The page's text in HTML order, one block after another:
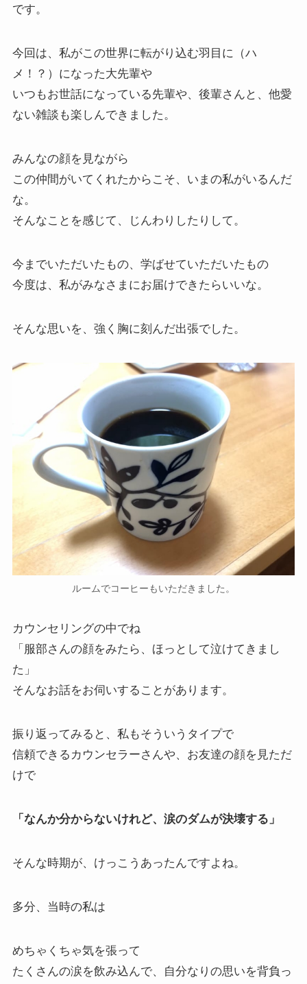
です。
今回は、私がこの世界に転がり込む羽目に（ハ
メ！？）になった大先輩や
いつもお世話になっている先輩や、後輩さんと、他愛
ない雑談も楽しんできました。
みんなの顔を見ながら
この仲間がいてくれたからこそ、いまの私がいるんだ
な。
そんなことを感じて、じんわりしたりして。
今までいただいたもの、学ばせていただいたもの
今度は、私がみなさまにお届けできたらいいな。
そんな思いを、強く胸に刻んだ出張でした。
ルームでコーヒーもいただきました。
カウンセリングの中でね
「服部さんの顔をみたら、ほっとして泣けてきまし
た」
そんなお話をお伺いすることがあります。
振り返ってみると、私もそういうタイプで
信頼できるカウンセラーさんや、お友達の顔を見ただ
けで
「なんか分からないけれど、涙のダムが決壊する」
そんな時期が、けっこうあったんですよね。
多分、当時の私は
めちゃくちゃ気を張って
たくさんの涙を飲み込んで、自分なりの思いを背負っ